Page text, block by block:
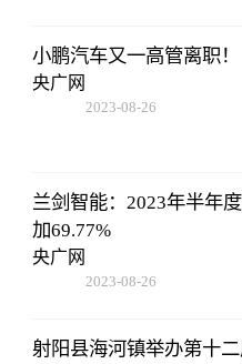
小鹏汽车又一高管离职！
央广网
2023-08-26
兰剑智能：2023年半年
加69.77%
央广网
2023-08-26
射阳县海河镇举办第十